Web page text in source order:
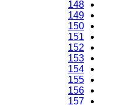
148
149
150
151
152
153
154
155
156
157